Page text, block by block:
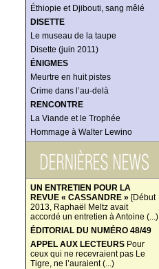
Éthiopie et Djibouti, sang mêlé
DISETTE
Le museau de la taupe
Disette (juin 2011)
ÉNIGMES
Meurtre en huit pistes
Crime dans l’au-delà
RENCONTRE
La Viande et le Trophée
Hommage à Walter Lewino
UN ENTRETIEN POUR LA
REVUE « CASSANDRE » [Début
2013, Raphaël Meltz avait
accordé un entretien à Antoine (...)
ÉDITORIAL DU NUMÉRO 48/49
APPEL AUX LECTEURS Pour
ceux qui ne recevraient pas Le
Tigre, ne l’auraient (...)